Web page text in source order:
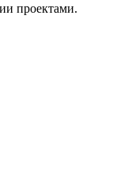
проектами.